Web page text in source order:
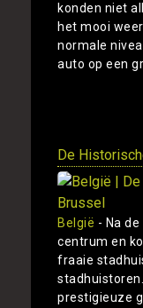
konden niet
het mooi
normale
auto op een
De
België - Na
centrum en
fraaie
prestigieuze